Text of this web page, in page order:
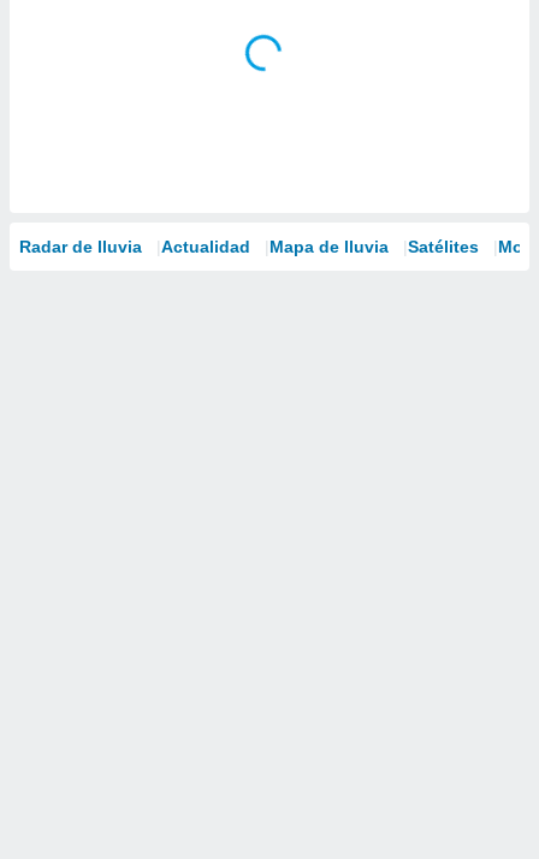
Radar de lluvia Actualidad Mapa de lluvia Satélites